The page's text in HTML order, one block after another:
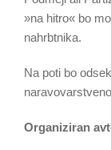
»na hitro« bo
nahrbtnika.
Na poti bo
Organiziran